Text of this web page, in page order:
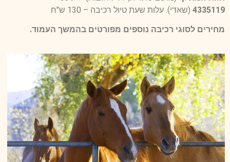
4335119 (שאדי). עלות שעת טיול רכיבה – 130 ש"ח
מחירים לסוגי רכיבה נוספים מפורטים בהמשך העמוד.